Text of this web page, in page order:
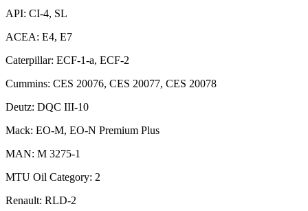
API: CI-4, SL
ACEA: E4, E7
Caterpillar: ECF-1-a, ECF-2
Cummins: CES 20076, CES 20077, CES 20078
Deutz: DQC III-10
Mack: EO-M, EO-N Premium Plus
MAN: M 3275-1
MTU Oil Category: 2
Renault: RLD-2